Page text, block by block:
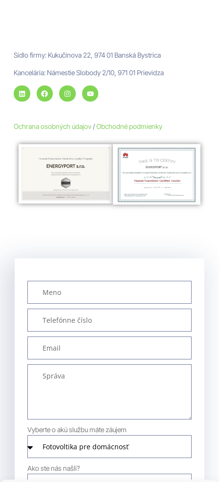
Sídlo firmy: Kukučínova 22, 974 01 Banská Bystrica
Kancelária: Námestie Slobody 2/10, 971 01 Prievidza
Ochrana osobných údajov/Obchodné podmienky
Vyberte o akú službu máte záujem
Ako ste nás našli?